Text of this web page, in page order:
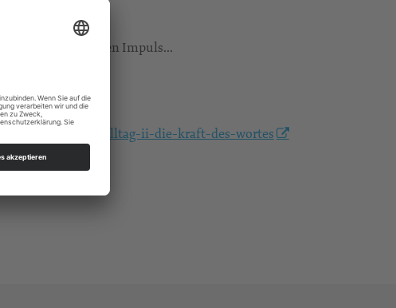
nach einem kurzen Impuls...
glaube-im-alltag-ii-die-kraft-des-wortes